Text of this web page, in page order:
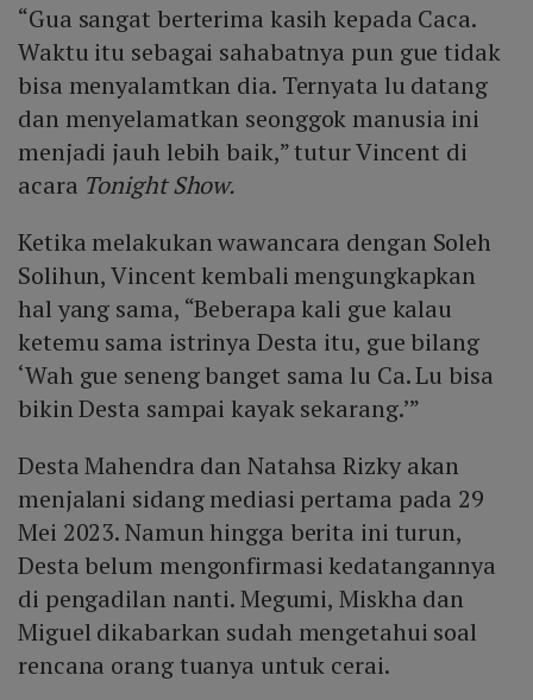
“Gua sangat berterima kasih kepada Caca.
Waktu itu sebagai sahabatnya pun gue tidak
bisa menyalamtkan dia. Ternyata lu datang
dan menyelamatkan seonggok manusia ini
menjadi jauh lebih baik,” tutur Vincent di
acara Tonight Show.
Ketika melakukan wawancara dengan Soleh
Solihun, Vincent kembali mengungkapkan
hal yang sama, “Beberapa kali gue kalau
ketemu sama istrinya Desta itu, gue bilang
‘Wah gue seneng banget sama lu Ca. Lu bisa
bikin Desta sampai kayak sekarang.’”
Desta Mahendra dan Natahsa Rizky akan
menjalani sidang mediasi pertama pada 29
Mei 2023. Namun hingga berita ini turun,
Desta belum mengonfirmasi kedatangannya
di pengadilan nanti. Megumi, Miskha dan
Miguel dikabarkan sudah mengetahui soal
rencana orang tuanya untuk cerai.